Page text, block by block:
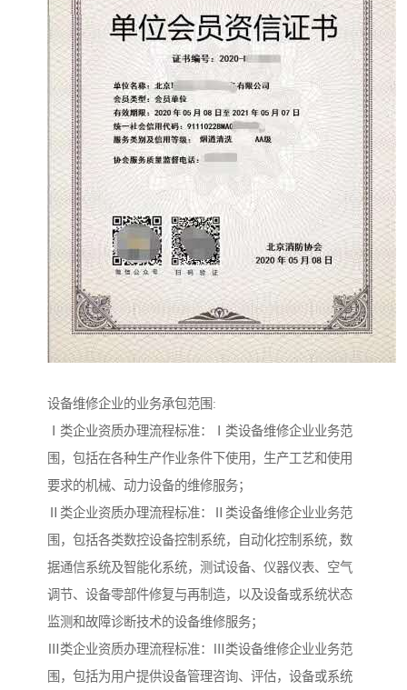
设备维修企业的业务承包范围:
Ⅰ类企业资质办理流程标准：Ⅰ类设备维修企业业务范
围，包括在各种生产作业条件下使用，生产工艺和使用
要求的机械、动力设备的维修服务；
Ⅱ类企业资质办理流程标准：Ⅱ类设备维修企业业务范
围，包括各类数控设备控制系统，自动化控制系统，数
据通信系统及智能化系统，测试设备、仪器仪表、空气
调节、设备零部件修复与再制造，以及设备或系统状态
监测和故障诊断技术的设备维修服务；
Ⅲ类企业资质办理流程标准：Ⅲ类设备维修企业业务范
围，包括为用户提供设备管理咨询、评估，设备或系统